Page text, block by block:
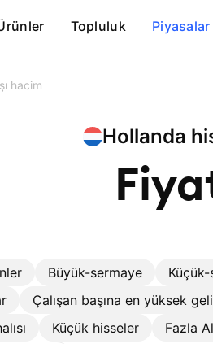
Topluluk Piyasalar
hacim
Hollanda
Büyük-sermaye
Çalışan başına en yüksek
Küçük hisseler Fazla